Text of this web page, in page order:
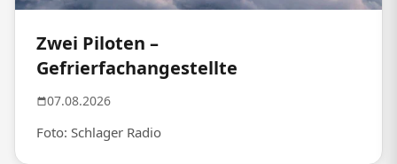
Zwei Piloten –
Gefrierfachangestellte
07.08.2026
Foto: Schlager Radio